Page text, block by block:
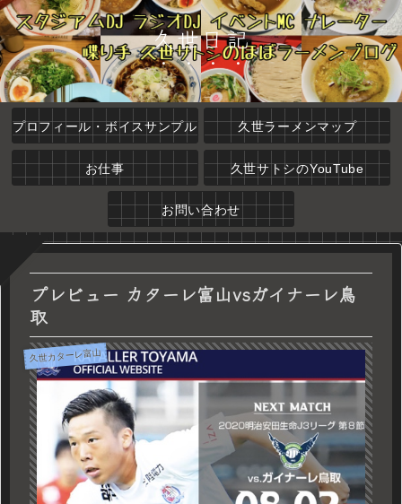
久世日記
プロフィール・ボイスサンプル 久世ラーメンマップ
お仕事 久世サトシのYouTube
お問い合わせ
プレビュー カターレ富山vsガイナーレ鳥
取
久世カターレ富山